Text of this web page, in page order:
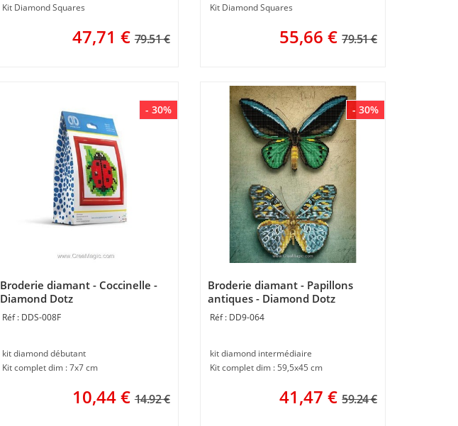
Kit Diamond Squares
47,71 € 79.51 €
Kit Diamond Squares
55,66 € 79.51 €
- 30%
Broderie diamant - Coccinelle -
Diamond Dotz
DDS-008F
kit diamond débutant
Kit complet dim : 7x7 cm
10,44€ 14.92 €
- 30%
Broderie diamant - Papillons
antiques - Diamond Dotz
DD9-064
kit diamond intermédiaire
Kit complet dim : 59,5x45 cm
41,47 € 59.24 €